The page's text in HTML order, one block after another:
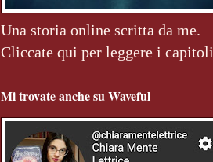
Una storia online scritta da me.
Cliccate qui per leggere i capitoli
Mi trovate anche su Waveful